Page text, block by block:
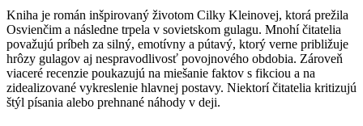
Kniha je román inšpirovaný životom Cilky Kleinovej, ktorá prežila
Osvienčim a následne trpela v sovietskom gulagu. Mnohí čitatelia
považujú príbeh za silný, emotívny a pútavý, ktorý verne približuje
hrôzy gulagov aj nespravodlivosť povojnového obdobia. Zároveň
viaceré recenzie poukazujú na miešanie faktov s fikciou a na
zidealizované vykreslenie hlavnej postavy. Niektorí čitatelia kritizujú
štýl písania alebo prehnané náhody v deji.